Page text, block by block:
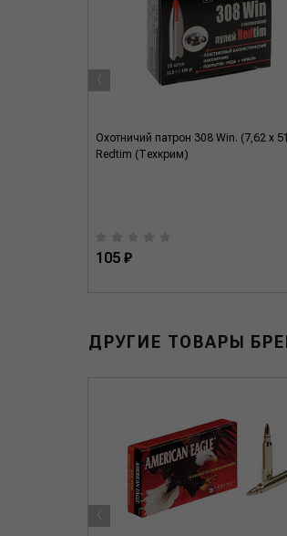
Охотничий патрон 308 Win. (7,62 x
Redtim (Техкрим)
105 ₽
‹
ДРУГИЕ ТОВАРЫ
‹